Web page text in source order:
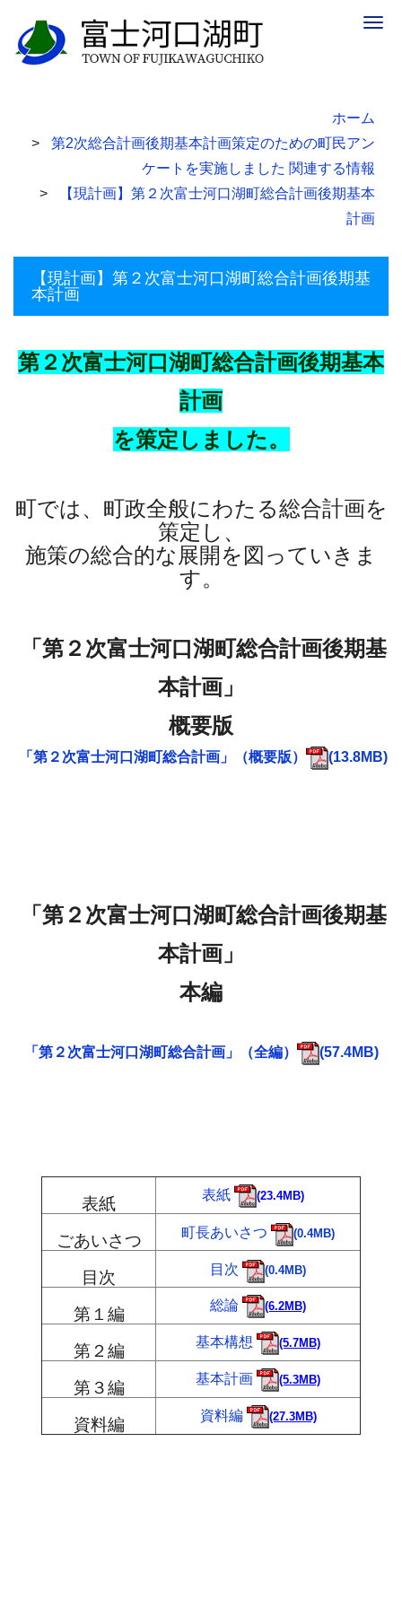
ホーム
第2次総合計画後期基本計画策定のための町民アン
ケートを実施しました 関連する情報
【現計画】第２次富士河口湖町総合計画後期基本
計画
【現計画】第２次富士河口湖町総合計画後期基
本計画
第２次富士河口湖町総合計画後期基本
計画
を策定しました。
町では、町政全般にわたる総合計画を
策定し、
施策の総合的な展開を図っていきま
す。
「第２次富士河口湖町総合計画後期基
本計画」
概要版
「第２次富士河口湖町総合計画」（概要版） (13.8MB)
「第２次富士河口湖町総合計画後期基
本計画」
本編
「第２次富士河口湖町総合計画」（全編） (57.4MB)
表紙 表紙 (23.4MB)
ごあいさつ 町長あいさつ (0.4MB)
目次 目次 (0.4MB)
第１編 総論 (6.2MB)
第２編 基本構想 (5.7MB)
第３編 基本計画 (5.3MB)
資料編 資料編 (27.3MB)